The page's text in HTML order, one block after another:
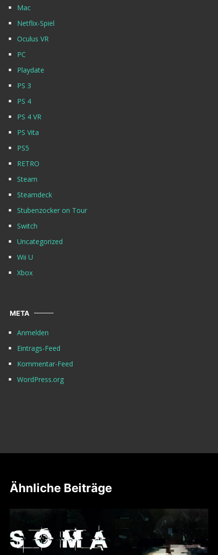
Mac
Netflix-Spiel
Oculus VR
PC
Playdate
PS 3
PS 4
PS 4 VR
PS Vita
PS5
RETRO
Steam
Steamdeck
Stubenzocker on Tour
Switch
Uncategorized
Wii U
Xbox
META
Anmelden
Eintrags-Feed
Kommentar-Feed
WordPress.org
Ähnliche Beiträge